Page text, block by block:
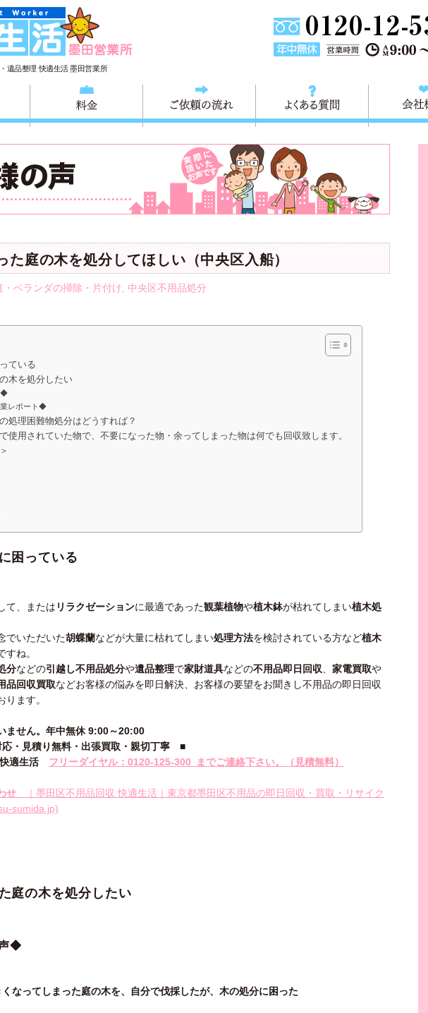
遺品整理 快適生活 墨田営業所
ご依頼の流れ よくある質問
た庭の木を処分してほしい（中央区入船）
・ベランダの掃除・片付け 中央区不用品処分
ている
木を処分したい
◆
レポート◆
処理困難物処分はどうすれば？
使用されていた物で、不要になった物・余ってしまった物は何でも回収致します。
困っている
て、または リラクゼーションに最適であった観葉植物や植木鉢が枯れてしまい植木処
でいただいた胡蝶蘭などが大量に枯れてしまい処理方法を検討されている方など植木
すね。
分などの引越し不用品処分や遺品整理で家財道具などの不用品即日回収 家電買取や
品回収買取などお客様の悩みを即日解決、お客様の要望をお聞きし不用品の即日回収
ります。
ません。年中無休 9:00～20:00
・見積り無料・出張買取・親切丁寧 ■
適生活 フリーダイヤル：0120-125‐300 までご連絡下さい。 （見積無料）
せ
｜墨田区不用品回収 快適生活｜東京都墨田区不用品の即日回収・買取・リサイク
sumida.jp)
庭の木を処分したい
◆
なってしまった庭の木を、自分で伐採したが、木の処分に困った